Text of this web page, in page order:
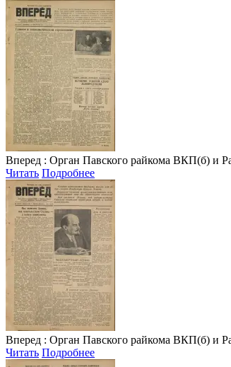
Вперед : Орган Павского райкома ВКП(б) и
Читать Подробнее
Вперед : Орган Павского райкома ВКП(б) и
Читать Подробнее